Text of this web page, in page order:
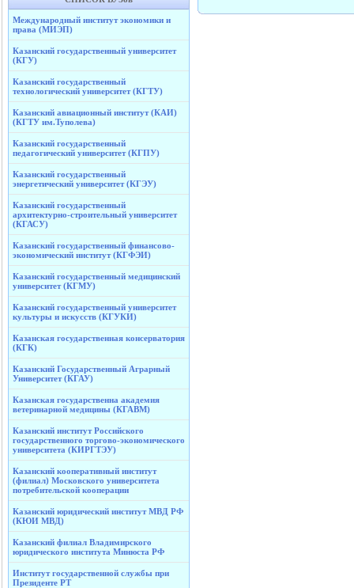
Международный институт экономики и
права (МИЭП)
Казанский государственный университет
(КГУ)
Казанский государственный
технологический университет (КГТУ)
Казанский авиационный институт (КАИ)
(КГТУ им.Туполева)
Казанский государственный
педагогический университет (КГПУ)
Казанский государственный
энергетический университет (КГЭУ)
Казанский государственный
архитектурно-строительный университет
(КГАСУ)
Казанский государственный финансово-
экономический институт (КГФЭИ)
Казанский государственный медицинский
университет (КГМУ)
Казанский государственный университет
культуры и искусств (КГУКИ)
Казанская государственная консерватория
(КГК)
Казанский Государственный Аграрный
Университет (КГАУ)
Казанская государственна академия
ветеринарной медицины (КГАВМ)
Казанский институт Российского
государственного торгово-экономического
университета (КИРГТЭУ)
Казанский кооперативный институт
(филиал) Московского университета
потребительской кооперации
Казанский юридический институт МВД РФ
(КЮИ МВД)
Казанский филиал Владимирского
юридического института Минюста РФ
Институт государственной службы при
Президенте РТ